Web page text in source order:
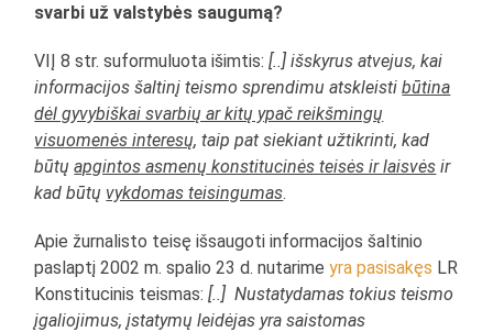
svarbi už valstybės saugumą?
VIĮ 8 str. suformuluota išimtis:[..] išskyrus atvejus, kai
informacijos šaltinį teismo sprendimu atskleistibūtina
dėl gyvybiškai svarbių ar kitų ypač reikšmingų
visuomenės interesų, taip pat siekiant užtikrinti, kad
būtųapgintos asmenų konstitucinės teisės ir laisvės ir
kad būtų vykdomas teisingumas.
Apie žurnalisto teisę išsaugoti informacijos šaltinio
paslaptį 2002 m. spalio 23 d. nutarimeyra pasisakęs LR
Konstitucinis teismas:[..] Nustatydamas tokius teismo
įgaliojimus, įstatymų leidėjas yra saistomas